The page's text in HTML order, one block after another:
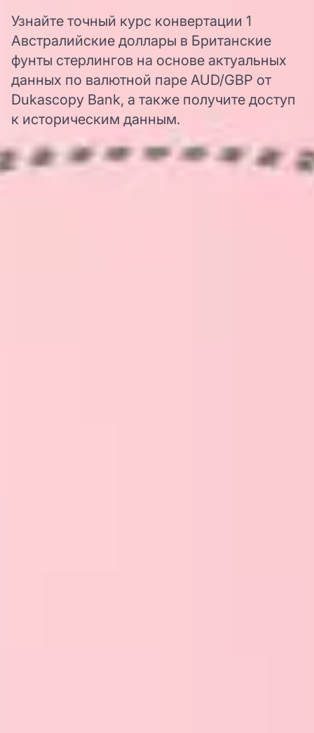
Узнайте точный курс конвертации 1
Австралийские доллары в Британские
фунты стерлингов на основе актуальных
данных по валютной паре AUD/GBP от
Dukascopy Bank, а также получите доступ
к историческим данным.